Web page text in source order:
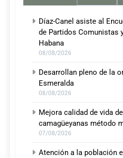
Díaz-Canel asiste al
de Partidos Comunistas
Habana
08/08/2026
Desarrollan pleno de la
Esmeralda
08/08/2026
Mejora calidad de vida
camagüeyanas método
07/08/2026
Atención a la población